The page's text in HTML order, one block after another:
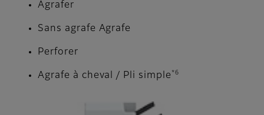
Agrafer
Sans agrafe Agrafe
Perforer
Agrafe à cheval / Pli simple *6